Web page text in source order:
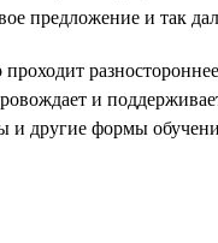
предложение и так
и
и другие формы